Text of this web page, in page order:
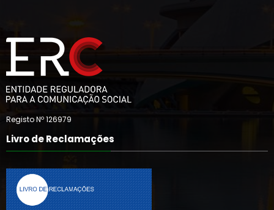
Registo Nº 126979
Livro de Reclamações